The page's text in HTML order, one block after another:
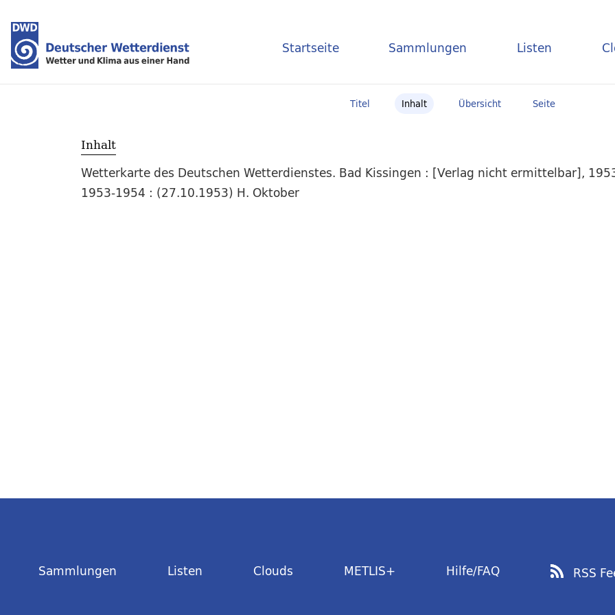
Startseite Sammlungen Listen
Titel Inhalt Übersicht Seite
Inhalt
Wetterkarte des Deutschen Wetterdienstes. Bad Kissingen : [Verlag nicht ermittelbar],
1953-1954 : (27.10.1953) H. Oktober
Sammlungen Listen Clouds METLIS+ Hilfe/FAQ RSS